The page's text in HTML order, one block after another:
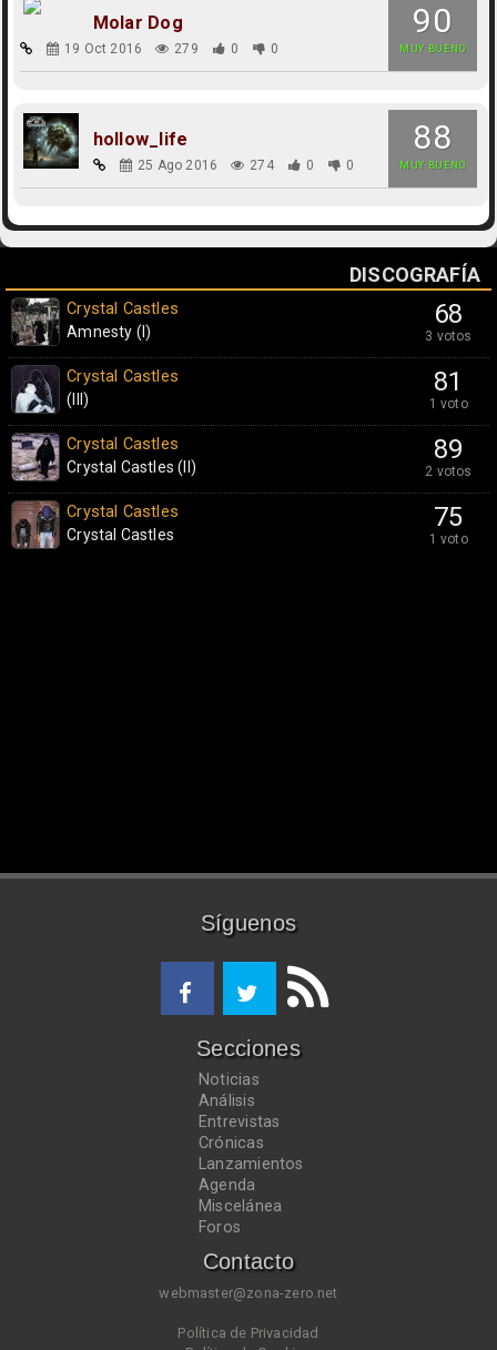
90
MUY BUENO
Molar Dog
19 Oct 2016 279 0 0
88
MUY BUENO
hollow_life
25 Ago 2016 274 0 0
DISCOGRAFÍA
68
3 votos
Crystal Castles
Amnesty (I)
81
1 voto
Crystal Castles
(III)
89
2 votos
Crystal Castles
Crystal Castles (II)
75
1 voto
Crystal Castles
Crystal Castles
Síguenos
Secciones
Noticias
Análisis
Entrevistas
Crónicas
Lanzamientos
Agenda
Miscelánea
Foros
Contacto
webmaster@zona-zero.net
Política de Privacidad